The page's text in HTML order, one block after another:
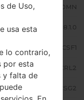
Samsung SM-J710MN
Android Oreo 8.1.0
J710MNVJS4CSF1
J710MNTCE4CRL2
J710MNUBS4CSG2
de Uso,
usa esta
lo contrario,
por esta
y falta de